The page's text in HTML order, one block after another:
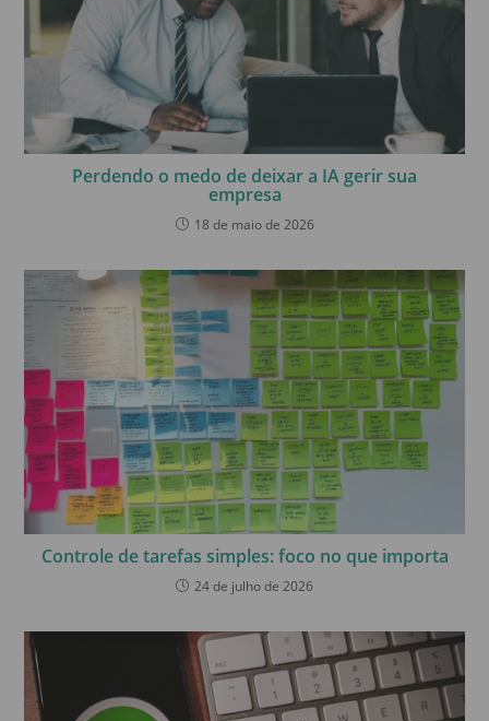
Perdendo o medo de deixar a IA gerir sua
empresa
18 de maio de 2026
Controle de tarefas simples: foco no que importa
24 de julho de 2026